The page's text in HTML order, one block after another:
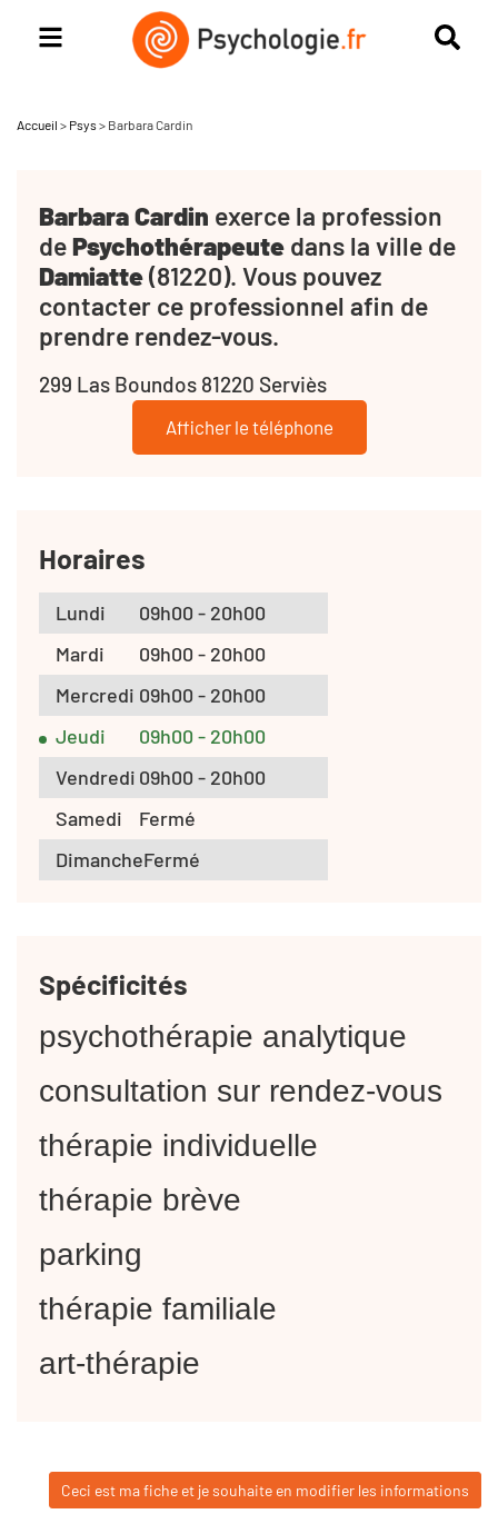
Accueil > Psys > Barbara Cardin
Barbara Cardin exerce la profession
dePsychothérapeute dans la ville de
Damiatte(81220). Vous pouvez
contacter ce professionnel afin de
prendre rendez-vous.
299 Las Boundos 81220 Serviès
Afficher le téléphone
Horaires
Lundi
09h00 - 20h00
Mardi
09h00 - 20h00
Mercredi 09h00 - 20h00
Jeudi
09h00 - 20h00
Vendredi 09h00 - 20h00
Samedi
Fermé
DimancheFermé
Spécificités
psychothérapie analytique
consultation sur rendez-vous
thérapie individuelle
thérapie brève
parking
thérapie familiale
art-thérapie
Ceci est ma fiche et je souhaite en modifier les informations